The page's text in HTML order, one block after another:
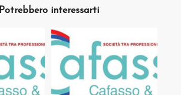
Potrebbero interessarti